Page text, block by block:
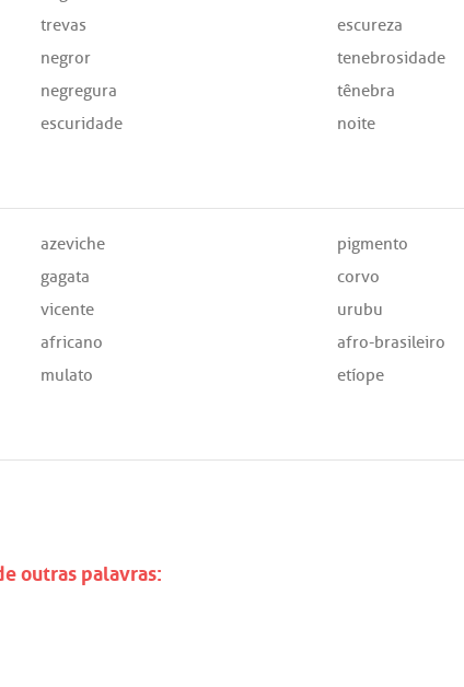
trevas
negror
negregura
escuridade
escureza
tenebrosidade
tênebra
noite
azeviche
gagata
vicente
africano
mulato
pigmento
corvo
urubu
afro-brasileiro
etíope
outras palavras: